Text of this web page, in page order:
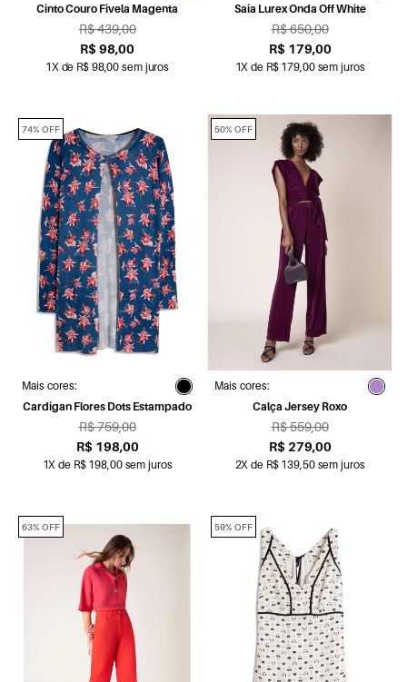
Cinto Couro Fivela Magenta
R$ 439,00
R$ 98,00
1X de R$ 98,00 sem juros
Saia Lurex Onda Off White
R$ 650,00
R$ 179,00
1X de R$ 179,00 sem juros
Mais cores:
Cardigan Flores Dots Estampado
R$ 759,00
R$ 198,00
1X de R$ 198,00 sem juros
74% OFF
Mais cores:
Calça Jersey Roxo
R$ 559,00
R$ 279,00
2X de R$ 139,50 sem juros
50% OFF
63% OFF 59% OFF